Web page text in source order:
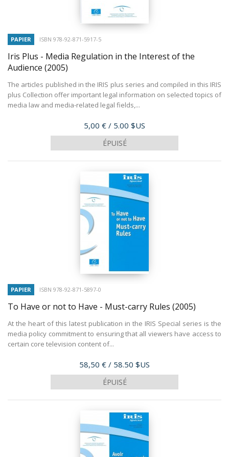
PAPIER ISBN 978-92-871-5917-5
Iris Plus - Media Regulation in the Interest of the
Audience (2005)
The articles published in the IRIS plus series and compiled in this IRIS
plus Collection offer important legal information on selected topics of
media law and media-related legal fields,...
Prix
5,00 € / 5.00 $US
ÉPUISÉ
PAPIER ISBN 978-92-871-5897-0
To Have or not to Have - Must-carry Rules (2005)
At the heart of this latest publication in the IRIS Special series is the
media policy commitment to ensuring that all viewers have access to
certain core television content of...
Prix
58,50 € / 58.50 $US
ÉPUISÉ